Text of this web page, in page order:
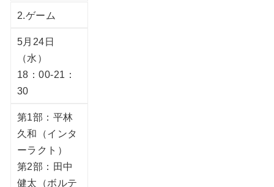
2.ゲーム
5月24日
（水）
18：00-21：
30
第1部：平林
久和（インタ
ーラクト）
第2部：田中
健太（ボルテ